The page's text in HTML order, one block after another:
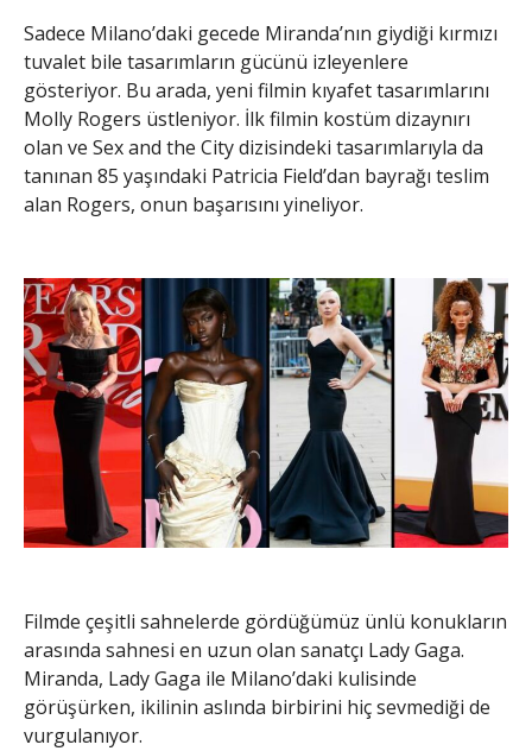
Sadece Milano’daki gecede Miranda’nın giydiği kırmızı
tuvalet bile tasarımların gücünü izleyenlere
gösteriyor. Bu arada, yeni filmin kıyafet tasarımlarını
Molly Rogers üstleniyor. İlk filmin kostüm dizaynırı
olan ve Sex and the City dizisindeki tasarımlarıyla da
tanınan 85 yaşındaki Patricia Field’dan bayrağı teslim
alan Rogers, onun başarısını yineliyor.
Filmde çeşitli sahnelerde gördüğümüz ünlü konukların
arasında sahnesi en uzun olan sanatçı Lady Gaga.
Miranda, Lady Gaga ile Milano’daki kulisinde
görüşürken, ikilinin aslında birbirini hiç sevmediği de
vurgulanıyor.